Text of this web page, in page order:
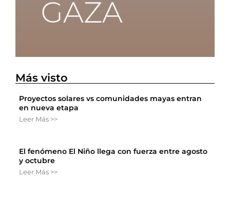
Más visto
Proyectos solares vs comunidades mayas entran
en nueva etapa
Leer Más >>
El fenómeno El Niño llega con fuerza entre agosto
y octubre
Leer Más >>